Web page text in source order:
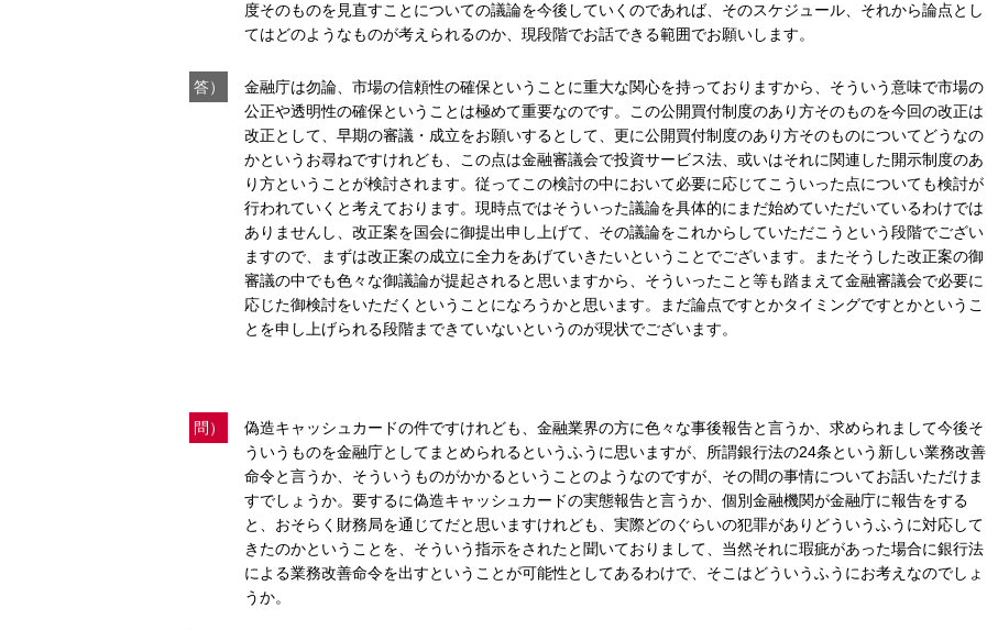
度そのものを見直すことについての議論を今後していくのであれば、そのスケジュール、それから論点とし
てはどのようなものが考えられるのか、現段階でお話できる範囲でお願いします。
答）
金融庁は勿論、市場の信頼性の確保ということに重大な関心を持っておりますから、そういう意味で市場の
公正や透明性の確保ということは極めて重要なのです。この公開買付制度のあり方そのものを今回の改正は
改正として、早期の審議・成立をお願いするとして、更に公開買付制度のあり方そのものについてどうなの
かというお尋ねですけれども、この点は金融審議会で投資サービス法、或いはそれに関連した開示制度のあ
り方ということが検討されます。従ってこの検討の中において必要に応じてこういった点についても検討が
行われていくと考えております。現時点ではそういった議論を具体的にまだ始めていただいているわけでは
ありませんし、改正案を国会に御提出申し上げて、その議論をこれからしていただこうという段階でござい
ますので、まずは改正案の成立に全力をあげていきたいということでございます。またそうした改正案の御
審議の中でも色々な御議論が提起されると思いますから、そういったこと等も踏まえて金融審議会で必要に
応じた御検討をいただくということになろうかと思います。まだ論点ですとかタイミングですとかというこ
とを申し上げられる段階まできていないというのが現状でございます。
問）
偽造キャッシュカードの件ですけれども、金融業界の方に色々な事後報告と言うか、求められまして今後そ
ういうものを金融庁としてまとめられるというふうに思いますが、所謂銀行法の24条という新しい業務改善
命令と言うか、そういうものがかかるということのようなのですが、その間の事情についてお話いただけま
すでしょうか。要するに偽造キャッシュカードの実態報告と言うか、個別金融機関が金融庁に報告をする
と、おそらく財務局を通じてだと思いますけれども、実際どのぐらいの犯罪がありどういうふうに対応して
きたのかということを、そういう指示をされたと聞いておりまして、当然それに瑕疵があった場合に銀行法
による業務改善命令を出すということが可能性としてあるわけで、そこはどういうふうにお考えなのでしょ
うか。